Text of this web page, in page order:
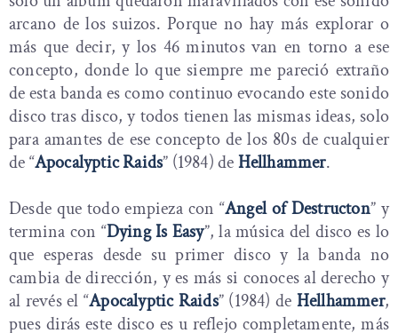
arcano de los suizos. Porque no hay más explorar o
más que decir, y los 46 minutos van en torno a ese
concepto, donde lo que siempre me pareció extraño
de esta banda es como continuo evocando este sonido
disco tras disco, y todos tienen las mismas ideas, solo
para amantes de ese concepto de los 80s de cualquier
de “Apocalyptic Raids” (1984) deHellhammer.
Desde que todo empieza con “Angel of Destructon” y
termina con “Dying Is Easy”, la música del disco es lo
que esperas desde su primer disco y la banda no
cambia de dirección, y es más si conoces al derecho y
al revés el “Apocalyptic Raids” (1984) de Hellhammer,
pues dirás este disco es u reflejo completamente, más